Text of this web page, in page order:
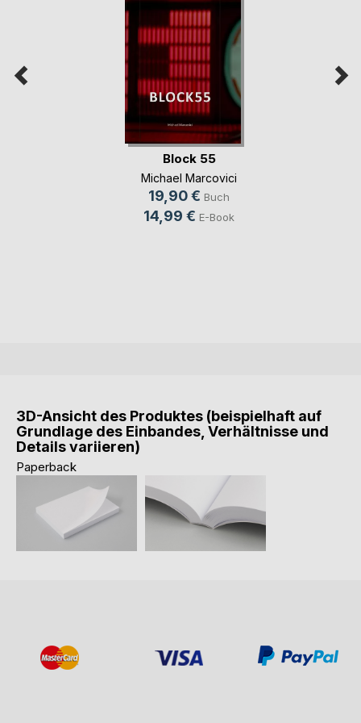
Block 55
Michael Marcovici
19,90 € Buch
14,99 € E-Book
3D-Ansicht des Produktes (beispielhaft auf
Grundlage des Einbandes, Verhältnisse und
Details variieren)
Paperback